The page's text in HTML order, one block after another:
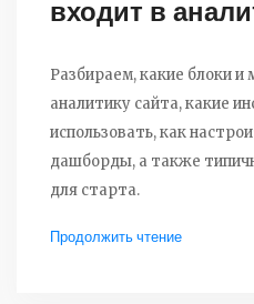
входит в
Разбираем, какие блоки и
аналитику сайта, какие
использовать, как
дашборды, а также
для старта.
Продолжить чтение